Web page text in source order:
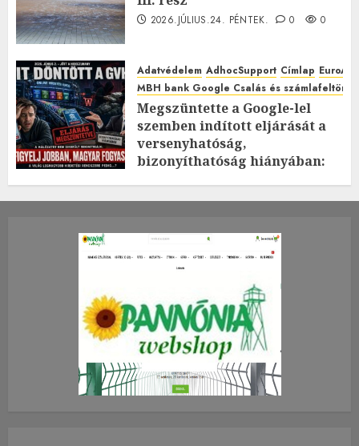
2026.JÚLIUS.24. PÉNTEK. 0 0
Adatvédelem AdhocSupport Címlap
MBH bank Google Csalás és
Megszüntette a Google-lel
szemben indított eljárását a
versenyhatóság,
bizonyíthatóság hiányában:
2026.JÚLIUS.23. CSÜTÖRTÖK.
0